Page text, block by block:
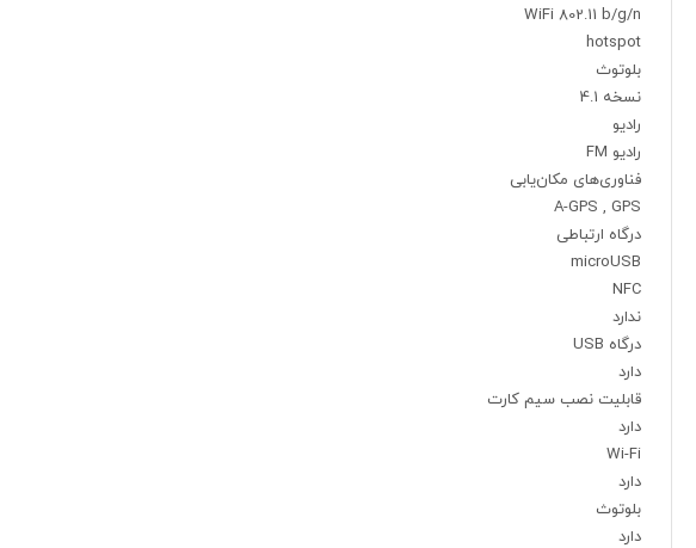
WiFi 802.11 b/g/n
hotspot
بلوتوث
نسخه 4.1
رادیو
رادیو FM
فناوری‌های مکان‌یابی
A-GPS , GPS
درگاه ارتباطی
microUSB
NFC
ندارد
درگاه USB
دارد
قابلیت نصب سیم کارت
دارد
Wi-Fi
دارد
بلوتوث
دارد